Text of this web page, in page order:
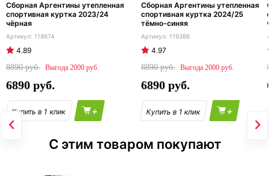
Сборная Аргентины утепленная
спортивная куртка 2023/24
чёрная
118674
4.89
8890
2000
6890
+
Сборная Аргентины утепленная
спортивная куртка 2024/25
тёмно-синяя
119386
4.97
8890
2000
6890
+
С этим товаром покупают